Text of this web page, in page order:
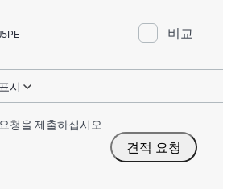
비교
시
청을 제출하십시오
견적 요청